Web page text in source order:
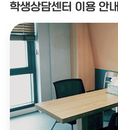
학생상담센터 이용 안내